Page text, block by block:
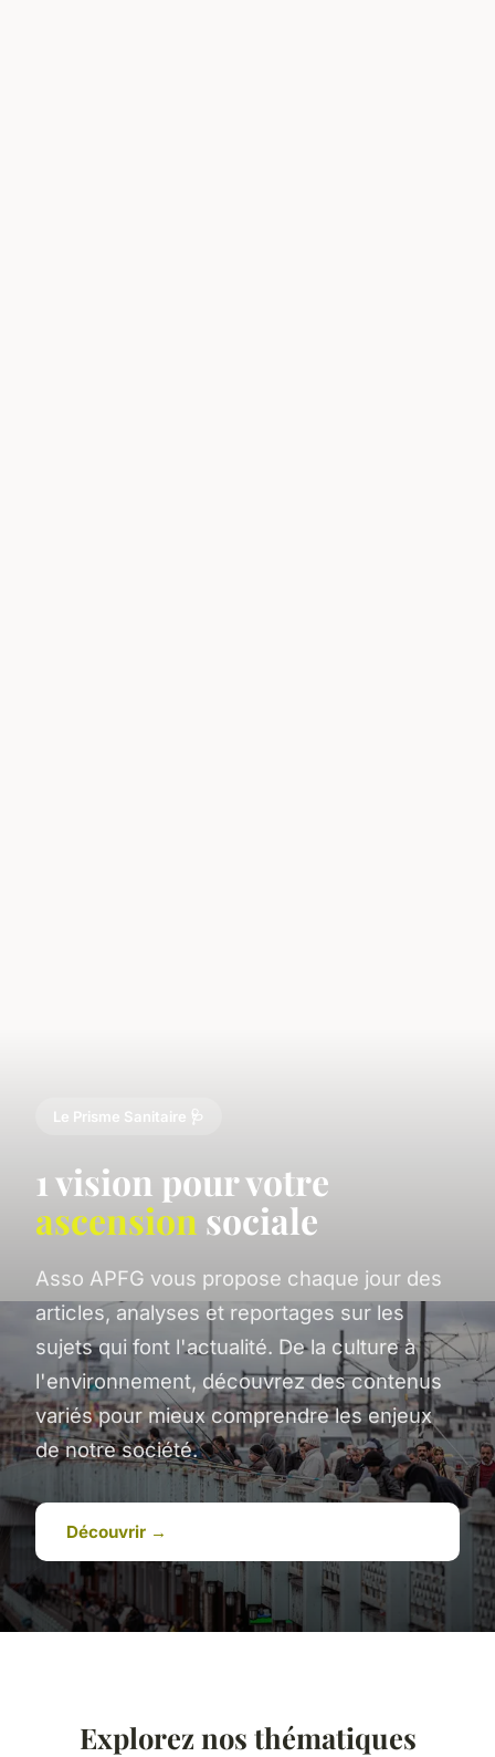
Le Prisme Sanitaire 🩺
1 vision pour votre
ascension sociale
Asso APFG vous propose chaque jour des
articles, analyses et reportages sur les
sujets qui font l'actualité. De la culture à
l'environnement, découvrez des contenus
variés pour mieux comprendre les enjeux
de notre société.
Découvrir →
Explorez nos thématiques